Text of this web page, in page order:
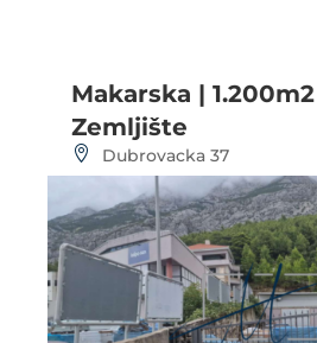
Makarska |
Zemljište
Dubrovacka 37